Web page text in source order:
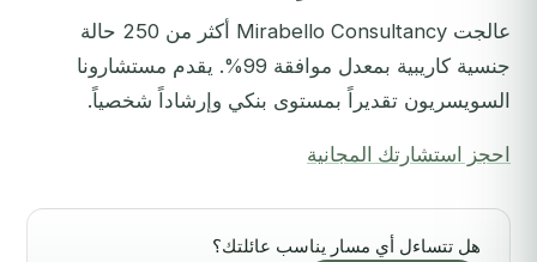
عالجت Mirabello Consultancy أكثر من 250 حالة
جنسية كاريبية بمعدل موافقة 99%. يقدم مستشارونا
السويسريون تقديراً بمستوى بنكي وإرشاداً شخصياً.
احجز استشارتك المجانية
هل تتساءل أي مسار يناسب عائلتك؟